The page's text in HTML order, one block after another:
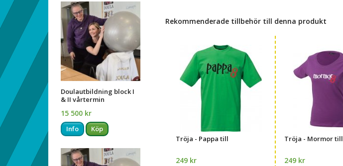
Doulautbildning block I
& II vårtermin
15 500 kr
Info Köp
Rekommenderade tillbehör till denna produkt
Tröja - Pappa till
249 kr
Tröja - Mormor till
249 kr